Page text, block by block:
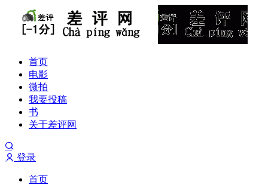
首页
电影
微拍
我要投稿
书
关于差评网
登录
首页